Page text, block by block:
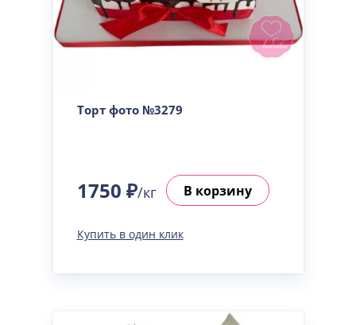
Торт фото №3279
1750 ₽/кг В корзину
Купить в один клик